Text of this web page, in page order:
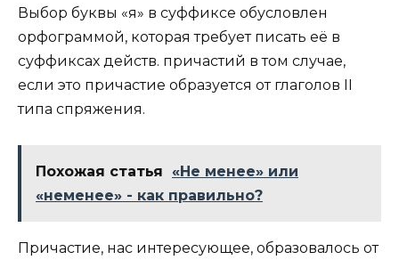
Выбор буквы «я» в суффиксе обусловлен
орфограммой, которая требует писать её в
суффиксах действ. причастий в том случае,
если это причастие образуется от глаголов II
типа спряжения.
Похожая статья
«Не менее» или
«неменее» - как правильно?
Причастие, нас интересующее, образовалось от